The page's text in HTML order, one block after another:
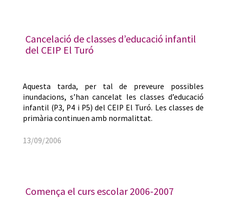
Cancelació de classes d’educació infantil
del CEIP El Turó
Aquesta tarda, per tal de preveure possibles
inundacions, s’han cancelat les classes d’educació
infantil (P3, P4 i P5) del CEIP El Turó. Les classes de
primària continuen amb normalittat.
13/09/2006
Comença el curs escolar 2006-2007